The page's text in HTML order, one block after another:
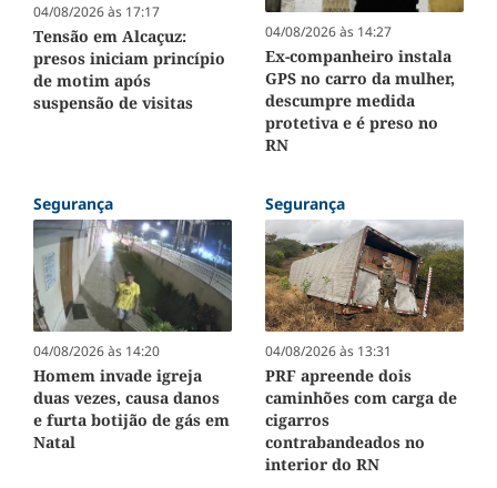
04/08/2026 às 17:17
Tensão em Alcaçuz:
presos iniciam princípio
de motim após
suspensão de visitas
04/08/2026 às 14:27
Ex-companheiro instala
GPS no carro da mulher,
descumpre medida
protetiva e é preso no
RN
Segurança
04/08/2026 às 14:20
Homem invade igreja
duas vezes, causa danos
e furta botijão de gás em
Natal
Segurança
04/08/2026 às 13:31
PRF apreende dois
caminhões com carga de
cigarros
contrabandeados no
interior do RN